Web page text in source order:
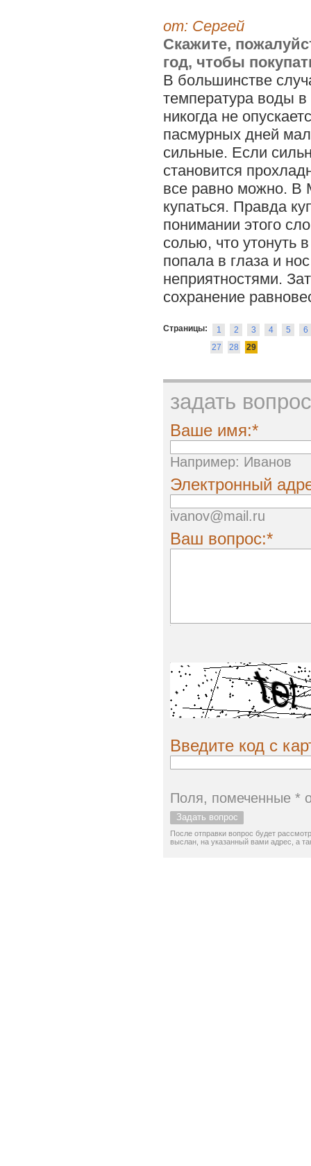
от: Сергей
Скажите,
год, чтобы
В большинстве
температура воды
никогда не
пасмурных дней
сильные. Если
становится
все равно можно. В
купаться. Правда
понимании этого
солью, что утонуть
попала в глаза и
неприятностями.
сохранение
Страницы: 1 2 3 4 5
6
27
28 29
задать вопрос
Ваше имя:*
Например: Иванов
Электронный
ivanov@mail.ru
Ваш вопрос:*
Введите код с
Поля, помеченные *
После отправки вопрос будет
выслан, на указанный вами адрес, а